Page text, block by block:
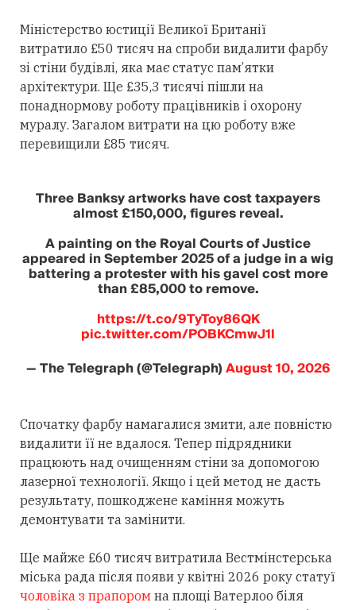
Міністерство юстиції Великої Британії
витратило £50 тисяч на спроби видалити фарбу
зі стіни будівлі, яка має статус пам’ятки
архітектури. Ще £35,3 тисячі пішли на
понаднормову роботу працівників і охорону
муралу. Загалом витрати на цю роботу вже
перевищили £85 тисяч.
Three Banksy artworks have cost taxpayers
almost £150,000, figures reveal.
A painting on the Royal Courts of Justice
appeared in September 2025 of a judge in a wig
battering a protester with his gavel cost more
than £85,000 to remove.
https://t.co/9TyToy86QK
pic.twitter.com/POBKCmwJ1l
— The Telegraph (@Telegraph)August 10, 2026
Спочатку фарбу намагалися змити, але повністю
видалити її не вдалося. Тепер підрядники
працюють над очищенням стіни за допомогою
лазерної технології. Якщо і цей метод не дасть
результату, пошкоджене каміння можуть
демонтувати та замінити.
Ще майже £60 тисяч витратила Вестмінстерська
міська рада після появи у квітні 2026 року статуї
чоловіка з прапором на площі Ватерлоо біля